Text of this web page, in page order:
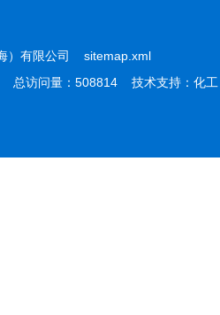
）有限公司 sitemap.xml
总访问量：508814 技术支持： 化工